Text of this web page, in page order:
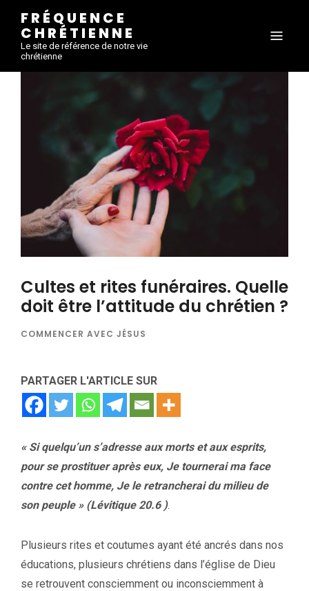
FRÉQUENCE
CHRÉTIENNE
Le site de référence de notre vie
chrétienne
Cultes et rites funéraires. Quelle
doit être l’attitude du chrétien ?
COMMENCER AVEC JÉSUS
PARTAGER L'ARTICLE SUR
« Si quelqu’un s’adresse aux morts et aux esprits,
pour se prostituer après eux, Je tournerai ma face
contre cet homme, Je le retrancherai du milieu de
son peuple » (Lévitique 20.6 ).
Plusieurs rites et coutumes ayant été ancrés dans nos
éducations, plusieurs chrétiens dans l’église de Dieu
se retrouvent consciemment ou inconsciemment à